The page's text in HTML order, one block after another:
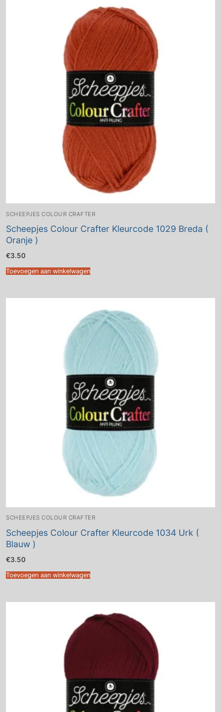
SCHEEPJES COLOUR CRAFTER
Scheepjes Colour Crafter Kleurcode 1029 Breda (
Oranje )
€3.50
Toevoegen aan winkelwagen
SCHEEPJES COLOUR CRAFTER
Scheepjes Colour Crafter Kleurcode 1034 Urk (
Blauw )
€3.50
Toevoegen aan winkelwagen